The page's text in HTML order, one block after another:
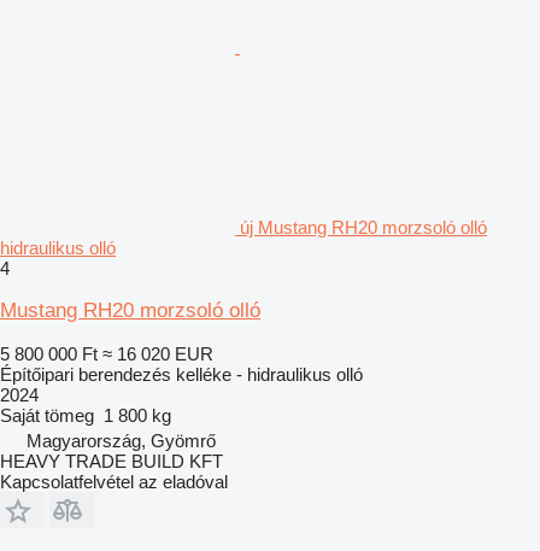
új Mustang RH20 morzsoló olló
hidraulikus olló
4
Mustang RH20 morzsoló olló
5 800 000 Ft ≈ 16 020 EUR
Építőipari berendezés kelléke - hidraulikus olló
2024
Saját tömeg 1 800 kg
Magyarország, Gyömrő
HEAVY TRADE BUILD KFT
Kapcsolatfelvétel az eladóval